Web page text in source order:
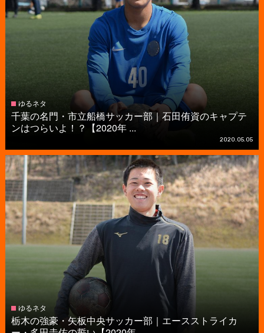
ゆるネタ
千葉の名門・市立船橋サッカー部｜石田侑資のキャプテ
ンはつらいよ！？【2020年 ...
2020.05.05
ゆるネタ
栃木の強豪・矢板中央サッカー部｜エースストライカ